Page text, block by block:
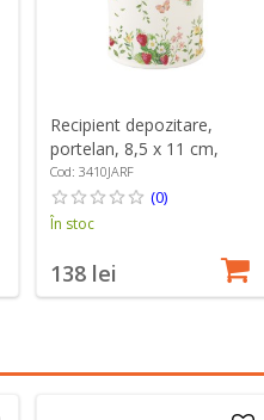
Recipient depozitare,
portelan, 8,5 x 11 cm,
"Jardin des Fraises" - Easy
Life
Cod: 3410JARF
(0)
În stoc
138 lei